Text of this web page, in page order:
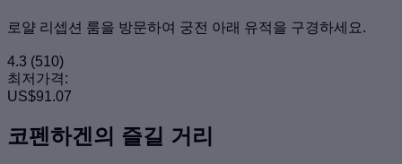
로얄 리셉션 룸을 방문하여 궁전 아래 유적을 구경하세요.
4.3 (510)
최저가격:
US$91.07
코펜하겐의 즐길 거리